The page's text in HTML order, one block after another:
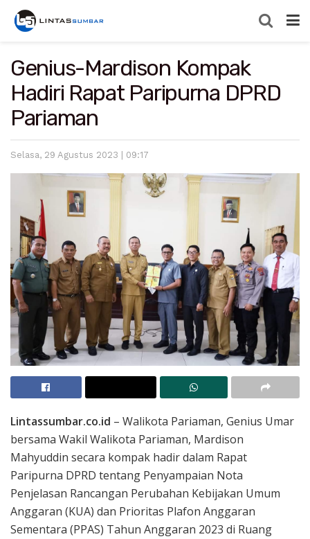
Genius-Mardison Kompak
Hadiri Rapat Paripurna DPRD
Pariaman
Selasa, 29 Agustus 2023 | 09:17
Lintassumbar.co.id – Walikota Pariaman, Genius Umar
bersama Wakil Walikota Pariaman, Mardison
Mahyuddin secara kompak hadir dalam Rapat
Paripurna DPRD tentang Penyampaian Nota
Penjelasan Rancangan Perubahan Kebijakan Umum
Anggaran (KUA) dan Prioritas Plafon Anggaran
Sementara (PPAS) Tahun Anggaran 2023 di Ruang